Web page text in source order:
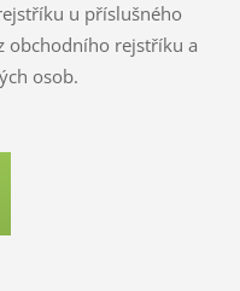
u příslušného
obchodního rejstříku a
osob.